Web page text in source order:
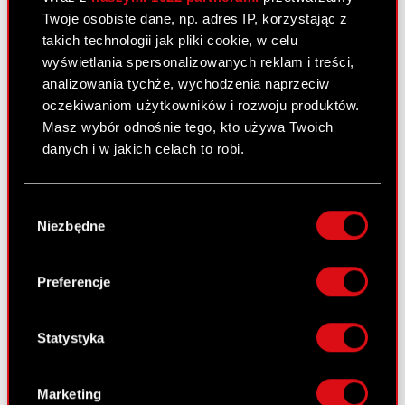
Twoje osobiste dane, np. adres IP, korzystając z
takich technologii jak pliki cookie, w celu
wyświetlania spersonalizowanych reklam i treści,
analizowania tychże, wychodzenia naprzeciw
oczekiwaniom użytkowników i rozwoju produktów.
Masz wybór odnośnie tego, kto używa Twoich
danych i w jakich celach to robi.
lokalizacji geograficznej z dokładnością nawet
Identyfikować Twoje urządzenie, aktywnie
analizując charakteryzującego je zbiory
palca)
osobiste dane są przetwarzane oraz ustaw własne
zgody
Niezbędne
Preferencje
Statystyka
Marketing
pochodnych
Raport bieżący nr 16/2015
20 lipca 2015
PDF
Zawiadomienie o transakcjach
związaną z osobą nadzorującą
29 maja 2015
zakresie transakcji terminowych i